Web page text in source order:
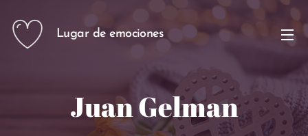
Lugar de emociones
Juan Gelman